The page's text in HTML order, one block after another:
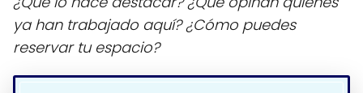
ya han trabajado aquí? ¿Cómo puedes
reservar tu espacio?